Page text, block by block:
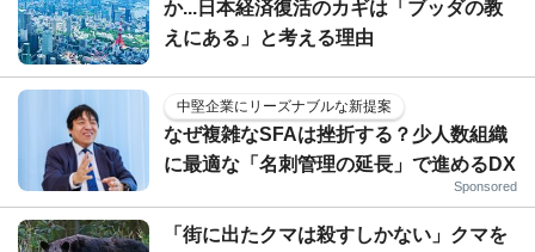
か...日本経済復活のカギは「ブッダの教
えにある」と考える理由
中堅企業にリーズナブルな新提案
なぜ複雑なSFAは挫折する？少人数組織
に最適な「名刺管理の延長」で進めるDX
Sponsored
「街に出たクマは殺すしかない」クマを